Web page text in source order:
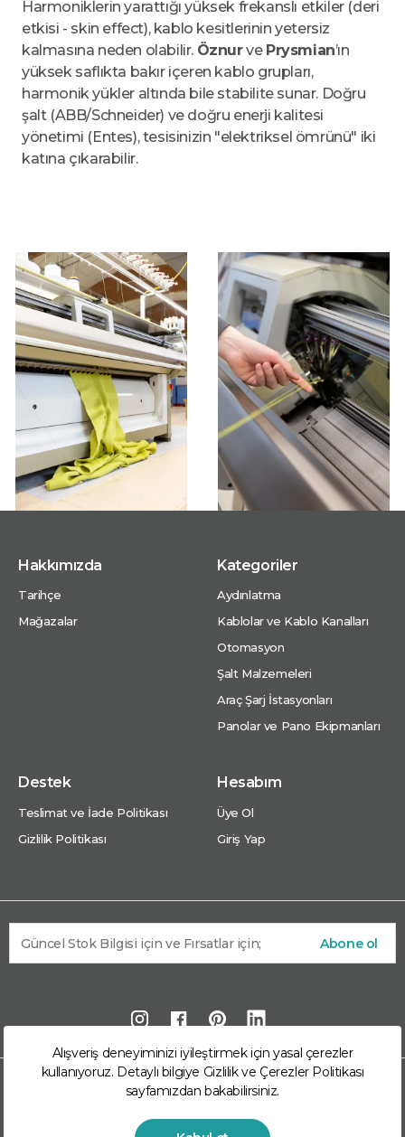
Alışveriş deneyiminizi iyileştirmek için yasal çerezler
kullanıyoruz. Detaylı bilgiye Gizlilik ve Çerezler Politikası
sayfamızdan bakabilirsiniz.
Harmoniklerin yarattığı yüksek frekanslı etkiler (deri
etkisi - skin effect), kablo kesitlerinin yetersiz
kalmasına neden olabilir. Öznurve Prysmian’ın
yüksek saflıkta bakır içeren kablo grupları,
harmonik yükler altında bile stabilite sunar. Doğru
şalt (ABB/Schneider) ve doğru enerji kalitesi
yönetimi (Entes), tesisinizin "elektriksel ömrünü" iki
katına çıkarabilir.
Hakkımızda
Tarihçe
Mağazalar
Kategoriler
Aydınlatma
Kablolar ve Kablo Kanalları
Otomasyon
Şalt Malzemeleri
Araç Şarj İstasyonları
Panolar ve Pano Ekipmanları
Destek
Teslimat ve İade Politikası
Gizlilik Politikası
Hesabım
Üye Ol
Giriş Yap
Abone ol
© 2026 Arkom Enerji Market Arkom Enerji